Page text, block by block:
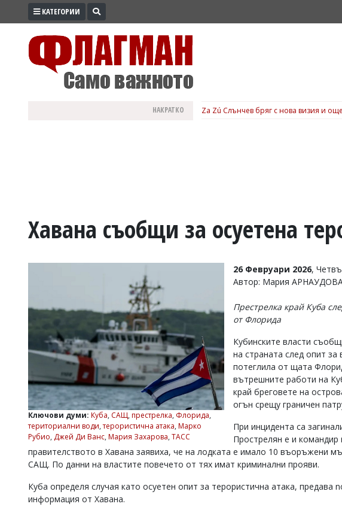
ПРОМО
ВОЙНАТА
РАЗСЛЕДВАНЕ
БИЗНЕС
Управители:
Веселин
Василев,
v.vasilev@flagman.bg
Касабова,
k.kassabova@flagman.bg
редактор:
КАТЕГОРИИ
НАКРАТКО Za Zú Слънчев бряг с нова визия и
Хавана съобщи за осуетена
Ключови думи: Куба, САЩ, престрелка, Флорида,
териториални води,терористична атака, Марко
Рубио, Джей Ди Ванс, Мария Захарова, ТАСС
26 Февруари 2026,
Автор: Мария
Престрелка край Куба
от Флорида
Кубинските власти
на страната след опит
потеглила от щата
вътрешните работи на
край бреговете на
огън срещу граничен
При инцидента са
Прострелян е и командир
правителството в Хавана заявиха, че на лодката е имало 10 въоръжени
САЩ. По данни на властите повечето от тях имат криминални прояви.
Куба определя случая като осуетен опит за терористична атака, предава
информация от Хавана.